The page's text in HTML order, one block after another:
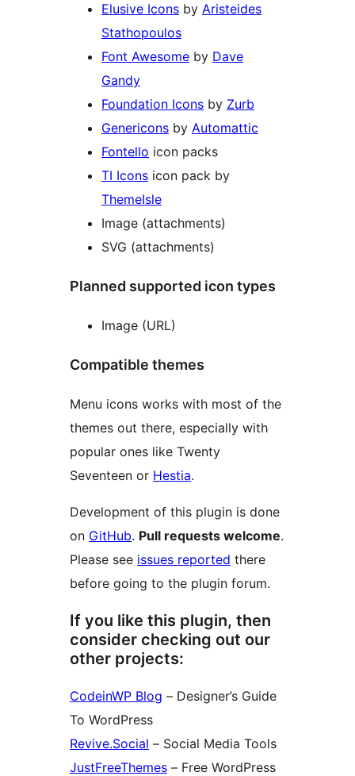
Elusive Icons by Aristeides
Stathopoulos
Font Awesome by Dave
Gandy
Foundation Icons by Zurb
Genericons by Automattic
Fontello icon packs
TI Icons icon pack by
ThemeIsle
Image (attachments)
SVG (attachments)
Planned supported icon types
Image (URL)
Compatible themes
Menu icons works with most of the
themes out there, especially with
popular ones like Twenty
Seventeen or Hestia.
Development of this plugin is done
on GitHub. Pull requests welcome.
Please see issues reported there
before going to the plugin forum.
If you like this plugin, then
consider checking out our
other projects:
CodeinWP Blog – Designer’s Guide
To WordPress
Revive.Social – Social Media Tools
JustFreeThemes – Free WordPress